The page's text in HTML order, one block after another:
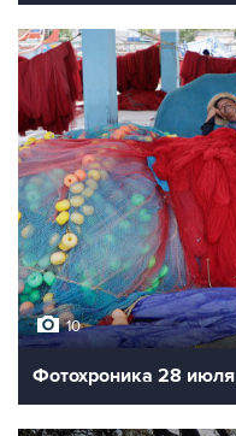
10
Фотохроника 28 июля